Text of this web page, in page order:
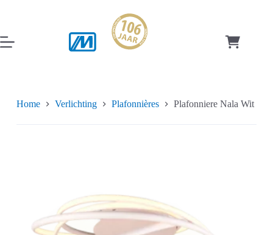
inhoud
Home Verlichting Plafonnières Plafonniere Nala Wit